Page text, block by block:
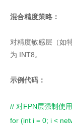
混合精度策略：
对精度敏感层（如
为 INT8。
示例代码：
// 对FPN层强制使
for (int i = 0; i <